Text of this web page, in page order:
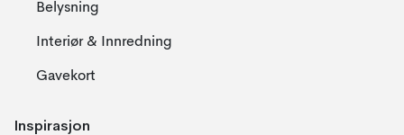
Belysning
Interiør & Innredning
Gavekort
Inspirasjon